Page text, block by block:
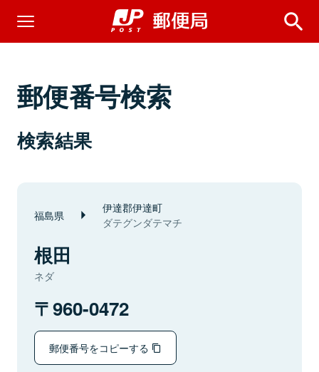
郵便番号検索
検索結果
福島県 伊達郡伊達町
ダテグンダテマチ
根田
ネダ
960-0472
郵便番号をコピーする